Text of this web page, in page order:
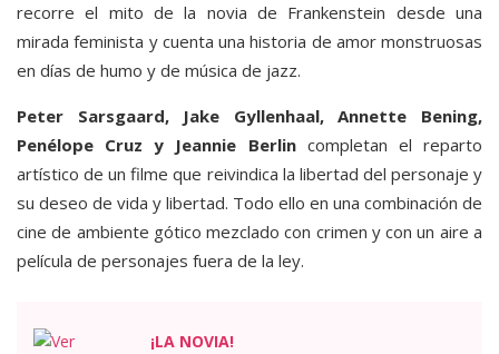
recorre el mito de la novia de Frankenstein desde una
mirada feminista y cuenta una historia de amor monstruosas
en días de humo y de música de jazz.
Peter Sarsgaard, Jake Gyllenhaal, Annette Bening,
Penélope Cruz y Jeannie Berlincompletan el reparto
artístico de un filme que reivindica la libertad del personaje y
su deseo de vida y libertad. Todo ello en una combinación de
cine de ambiente gótico mezclado con crimen y con un aire a
película de personajes fuera de la ley.
¡LA NOVIA!